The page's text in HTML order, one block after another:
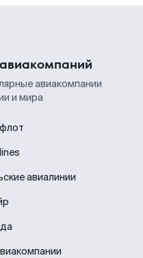
авиакомпании
и мира
авиалинии